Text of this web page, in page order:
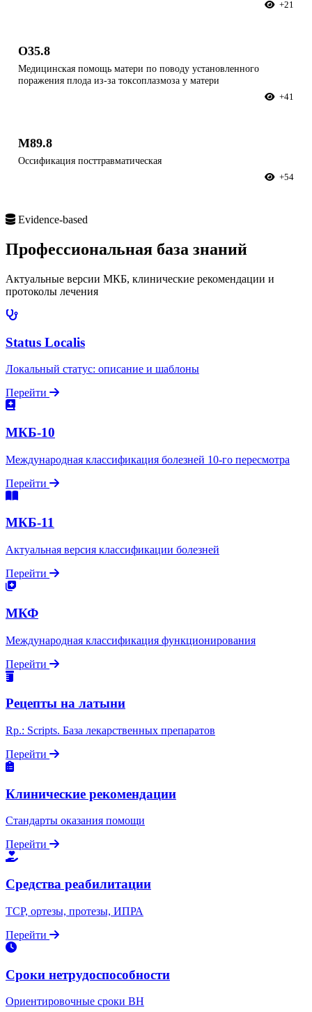
+21
O35.8
Медицинская помощь матери по поводу установленного
поражения плода из-за токсоплазмоза у матери
+41
M89.8
Оссификация посттравматическая
+54
Evidence-based
Профессиональная база знаний
Актуальные версии МКБ, клинические рекомендации и
протоколы лечения
Status Localis
Локальный статус: описание и шаблоны
Перейти
МКБ-10
Международная классификация болезней 10-го пересмотра
Перейти
МКБ-11
Актуальная версия классификации болезней
Перейти
МКФ
Международная классификация функционирования
Перейти
Рецепты на латыни
Rp.: Scripts. База лекарственных препаратов
Перейти
Клинические рекомендации
Стандарты оказания помощи
Перейти
Средства реабилитации
ТСР, ортезы, протезы, ИПРА
Перейти
Сроки нетрудоспособности
Ориентировочные сроки ВН